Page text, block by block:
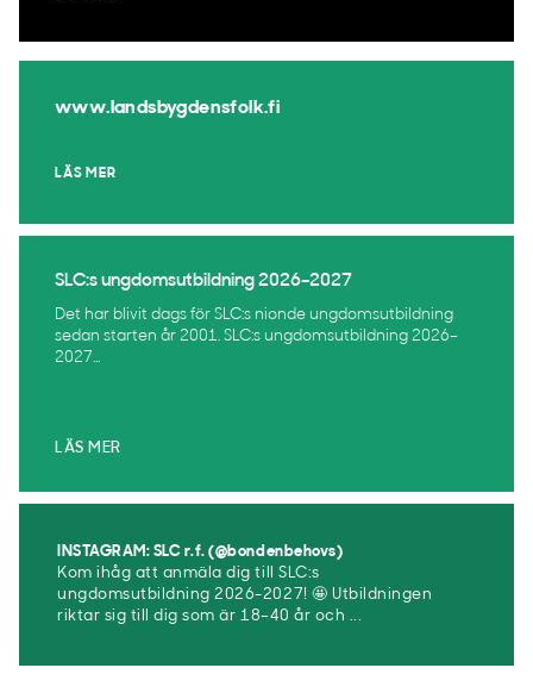
www.landsbygdensfolk.fi
LÄS MER
SLC:s ungdomsutbildning 2026–2027
Det har blivit dags för SLC:s nionde ungdomsutbildning
sedan starten år 2001. SLC:s ungdomsutbildning 2026–
2027...
LÄS MER
INSTAGRAM: SLC r.f. (@bondenbehovs)
Kom ihåg att anmäla dig till SLC:s
ungdomsutbildning 2026-2027! 🤩 Utbildningen
riktar sig till dig som är 18–40 år och ...